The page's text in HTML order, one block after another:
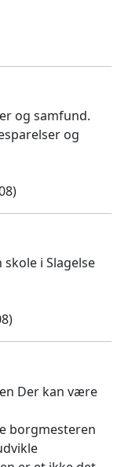
og samfund.
og
i Slagelse
Der kan være
borgmesteren